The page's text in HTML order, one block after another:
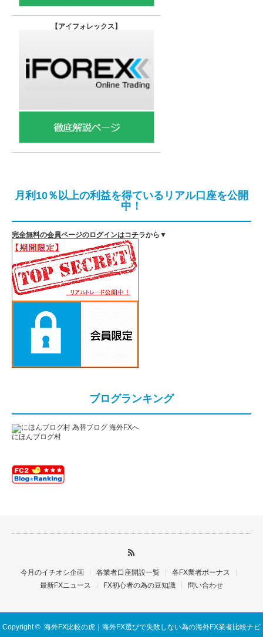
【アイフォレックス】
月利10％以上の利益を得ているリアル口座を公開
中！
完全無料の会員ページのログインはコチラから▼
ブログランキング
にほんブログ村
今月のイチオシ企画 各業者口座開設一覧
各FX業者ボーナス
最新FXニュース
FX初心者の為の豆知識 問い合わせ
Copyright © 海外FX比較の虎｜海外FX選びで失敗しない為の海外FX業者比較ナビ